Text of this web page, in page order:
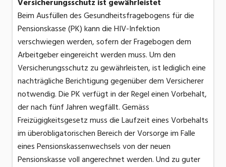
Versicherungsschutz ist gewährleistet
Beim Ausfüllen des Gesundheitsfragebogens für die
Pensionskasse (PK) kann die HIV-Infektion
verschwiegen werden, sofern der Fragebogen dem
Arbeitgeber eingereicht werden muss. Um den
Versicherungsschutz zu gewährleisten, ist lediglich eine
nachträgliche Berichtigung gegenüber dem Versicherer
notwendig. Die PK verfügt in der Regel einen Vorbehalt,
der nach fünf Jahren wegfällt. Gemäss
Freizügigkeitsgesetz muss die Laufzeit eines Vorbehalts
im überobligatorischen Bereich der Vorsorge im Falle
eines Pensionskassenwechsels von der neuen
Pensionskasse voll angerechnet werden. Und zu guter